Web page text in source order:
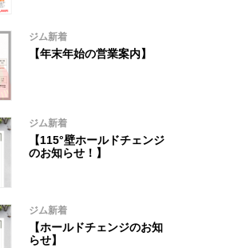
ジム新着
【年末年始の営業案内】
ジム新着
【115°壁ホールドチェンジ
のお知らせ！】
ジム新着
【ホールドチェンジのお知
らせ】